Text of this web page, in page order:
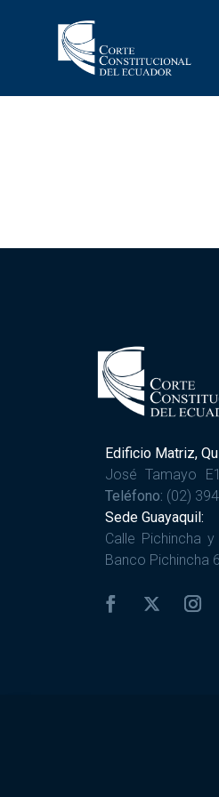
Edificio Matriz,
José Tamayo
Teléfono: (02)
Sede Guayaquil:
Calle Pichincha
Banco Pichincha